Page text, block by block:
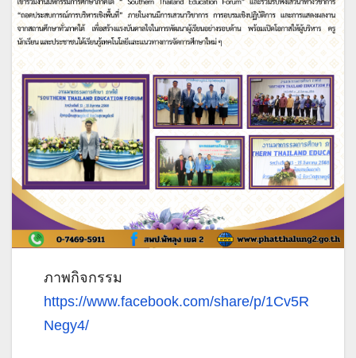
ภาพกิจกรรม
https://www.facebook.com/share/p/1Cv5R
Negy4/